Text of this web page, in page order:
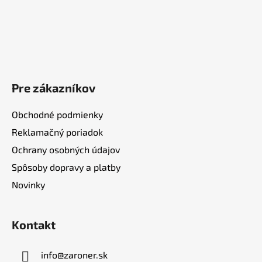
Pre zákazníkov
Obchodné podmienky
Reklamačný poriadok
Ochrany osobných údajov
Spôsoby dopravy a platby
Novinky
Kontakt
info@zaroner.sk